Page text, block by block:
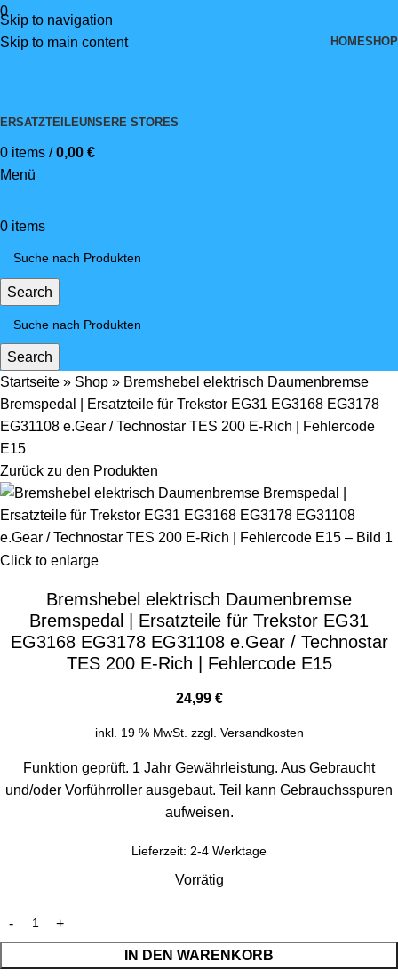
Skip to navigation
Skip to main content
0
HOMESHOP
ERSATZTEILEUNSERE STORES
0 items / 0,00 €
Menü
0 items
Search
Search
Startseite » Shop » Bremshebel elektrisch Daumenbremse
Bremspedal | Ersatzteile für Trekstor EG31 EG3168 EG3178
EG31108 e.Gear / Technostar TES 200 E-Rich | Fehlercode
E15
Zurück zu den Produkten
Click to enlarge
Bremshebel elektrisch Daumenbremse
Bremspedal | Ersatzteile für Trekstor EG31
EG3168 EG3178 EG31108 e.Gear / Technostar
TES 200 E-Rich | Fehlercode E15
24,99 €
inkl. 19 % MwSt. zzgl. Versandkosten
Funktion geprüft. 1 Jahr Gewährleistung. Aus Gebraucht
und/oder Vorführroller ausgebaut. Teil kann Gebrauchsspuren
aufweisen.
Lieferzeit: 2-4 Werktage
Vorrätig
IN DEN WARENKORB